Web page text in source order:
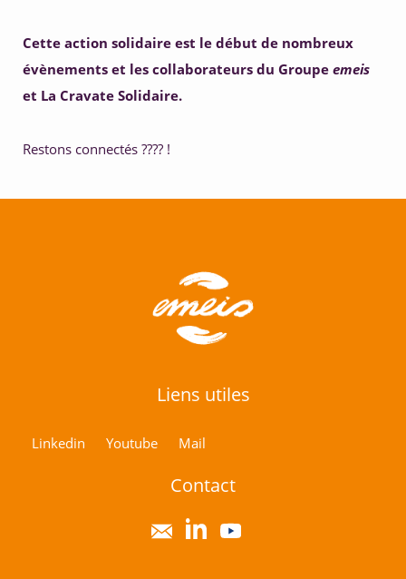
Cette action solidaire est le début de nombreux
évènements et les collaborateurs du Groupe emeis
et La Cravate Solidaire.
Restons connectés ???? !
Liens utiles
Linkedin Youtube Mail
Contact